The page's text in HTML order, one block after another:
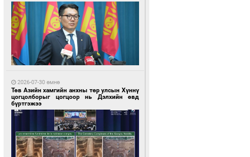
14 минутын өмнө өмнө
Бүх шатанд хэмнэлтийн горимд шилжиж,
найр наадам, зөвлөгөөн, гадаад
томилолтыг хориглолоо
19 минутын өмнө өмнө
Оюу толгойгоос “Рио Тинто” ашиг хүртэж
эхэлсэн ч Монгол Улс өр төлсөөр байна
2026-07-30 өмнө
Төв Азийн хамгийн анхны төр улсын Хүннү
цогцолборыг цогцоор нь Дэлхийн өвд
бүртгэжээ